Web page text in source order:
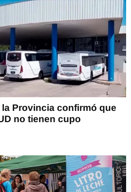
Provincia confirmó que
no tienen cupo